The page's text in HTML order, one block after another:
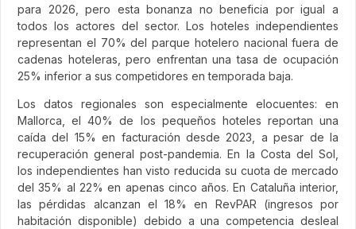
para 2026, pero esta bonanza no beneficia por igual a
todos los actores del sector. Los hoteles independientes
representan el 70% del parque hotelero nacional fuera de
cadenas hoteleras, pero enfrentan una tasa de ocupación
25% inferior a sus competidores en temporada baja.
Los datos regionales son especialmente elocuentes: en
Mallorca, el 40% de los pequeños hoteles reportan una
caída del 15% en facturación desde 2023, a pesar de la
recuperación general post-pandemia. En la Costa del Sol,
los independientes han visto reducida su cuota de mercado
del 35% al 22% en apenas cinco años. En Cataluña interior,
las pérdidas alcanzan el 18% en RevPAR (ingresos por
habitación disponible) debido a una competencia desleal